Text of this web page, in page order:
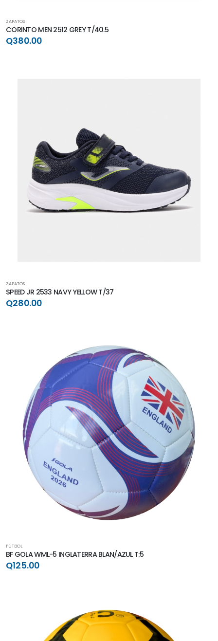
ZAPATOS
CORINTO MEN 2512 GREY T/40.5
Q380.00
ZAPATOS
SPEED JR 2533 NAVY YELLOW T/37
Q280.00
FÚTBOL
BF GOLA WML-5 INGLATERRA BLAN/AZUL T:5
Q125.00